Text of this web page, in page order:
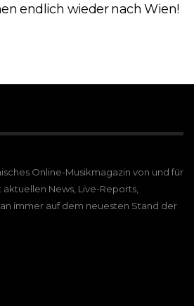
endlich wieder nach Wien!
Online-Musikmagazin von und für
News, Live-Reports,
immer auf dem neuesten Stand der